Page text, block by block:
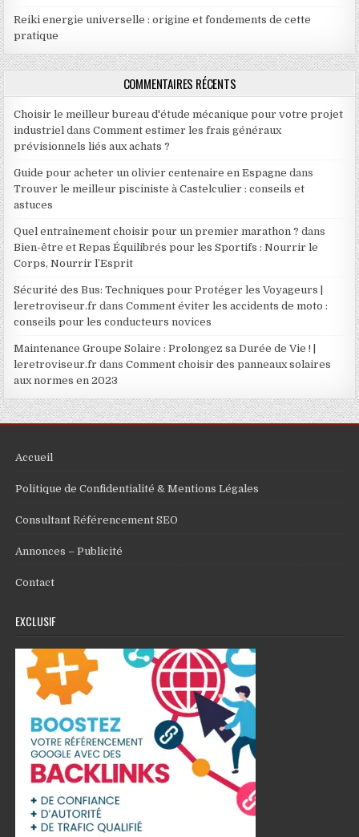
Reiki energie universelle : origine et fondements de cette
pratique
COMMENTAIRES RÉCENTS
Choisir le meilleur bureau d'étude mécanique pour votre projet
industriel dansComment estimer les frais généraux
prévisionnels liés aux achats ?
Guide pour acheter un olivier centenaire en Espagne dans
Trouver le meilleur pisciniste à Castelculier : conseils et
astuces
Quel entraînement choisir pour un premier marathon ? dans
Bien-être et Repas Équilibrés pour les Sportifs : Nourrir le
Corps, Nourrir l’Esprit
Sécurité des Bus: Techniques pour Protéger les Voyageurs |
leretroviseur.fr dansComment éviter les accidents de moto :
conseils pour les conducteurs novices
Maintenance Groupe Solaire : Prolongez sa Durée de Vie ! |
leretroviseur.fr dansComment choisir des panneaux solaires
aux normes en 2023
Accueil
Politique de Confidentialité & Mentions Légales
Consultant Référencement SEO
Annonces – Publicité
Contact
EXCLUSIF